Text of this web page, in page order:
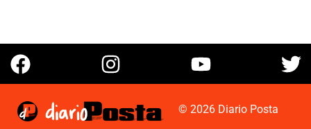
© 2026 Diario Posta